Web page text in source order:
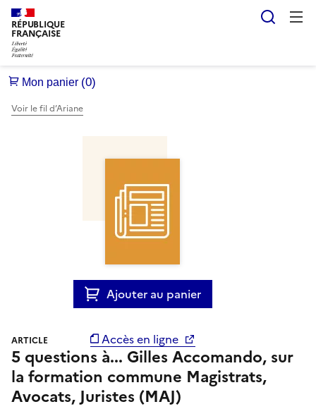
RÉPUBLIQUE
FRANÇAISE
Voir le fil d’Ariane
Ajouter au panier
Accès en ligne
ARTICLE
5 questions à... Gilles Accomando, sur
la formation commune Magistrats,
Avocats, Juristes (MAJ)